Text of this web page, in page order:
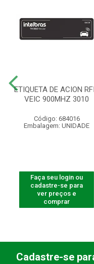
ETIQUETA DE ACION
VEIC 900MHZ 3010
Código: 684016
Embalagem: UNIDADE
Faça seu login ou
cadastre-se para
ver preços e
comprar
Cadastre-se